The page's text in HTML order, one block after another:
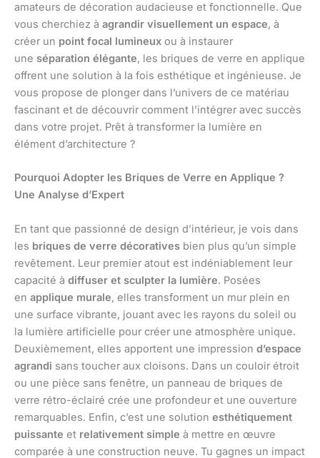
amateurs de décoration audacieuse et fonctionnelle. Que
vous cherchiez à agrandir visuellement un espace, à
créer un point focal lumineux ou à instaurer
une séparation élégante, les briques de verre en applique
offrent une solution à la fois esthétique et ingénieuse. Je
vous propose de plonger dans l’univers de ce matériau
fascinant et de découvrir comment l’intégrer avec succès
dans votre projet. Prêt à transformer la lumière en
élément d’architecture ?
Pourquoi Adopter les Briques de Verre en Applique ?
Une Analyse d’Expert
En tant que passionné de design d’intérieur, je vois dans
les briques de verre décoratives bien plus qu’un simple
revêtement. Leur premier atout est indéniablement leur
capacité à diffuser et sculpter la lumière. Posées
en applique murale, elles transforment un mur plein en
une surface vibrante, jouant avec les rayons du soleil ou
la lumière artificielle pour créer une atmosphère unique.
Deuxièmement, elles apportent une impression d’espace
agrandi sans toucher aux cloisons. Dans un couloir étroit
ou une pièce sans fenêtre, un panneau de briques de
verre rétro-éclairé crée une profondeur et une ouverture
remarquables. Enfin, c’est une solution esthétiquement
puissante et relativement simple à mettre en œuvre
comparée à une construction neuve. Tu gagnes un impact